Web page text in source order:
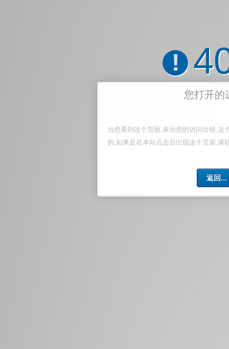
!
您打开的
当您看到这个页面,表示您的访问出错,这
的,如果是在本站点击后出现这个页面,请
返回...